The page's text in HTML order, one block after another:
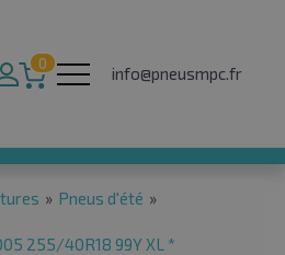
0
info@pneusmpc.fr
» Pneus d'été »
255/40R18 99Y XL *